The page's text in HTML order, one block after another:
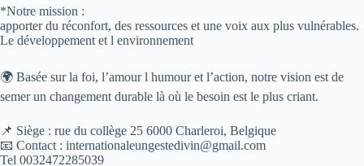
*Notre mission :
apporter du réconfort, des ressources et une voix aux plus vulnérables.
Le développement et l environnement
🌍 Basée sur la foi, l’amour l humour et l’action, notre vision est de
semer un changement durable là où le besoin est le plus criant.
📌 Siège : rue du collège 25 6000 Charleroi, Belgique
📧 Contact : internationaleungestedivin@gmail.com
Tel 0032472285039